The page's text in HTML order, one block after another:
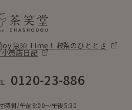
急須 Time！ お茶のひととき
売店日記
0120-23-886
時間/午前9:00〜午後5:30